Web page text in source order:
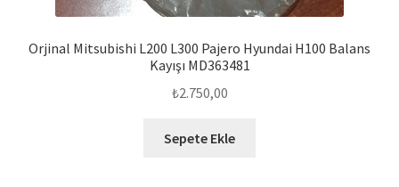
Orjinal Mitsubishi L200 L300 Pajero Hyundai H100 Balans
Kayışı MD363481
₺2.750,00
Sepete Ekle